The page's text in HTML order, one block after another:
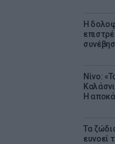
Η
Νίνο:
Η
Τα
ευνοεί